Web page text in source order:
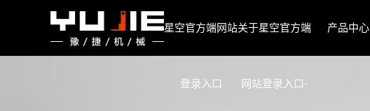
星空官方端网站
登录入口
关于星空官方端
网站登录入口-
产品中心